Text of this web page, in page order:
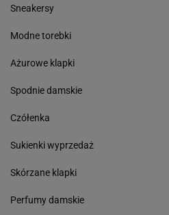
Sneakersy
Modne torebki
Ażurowe klapki
Spodnie damskie
Czółenka
Sukienki wyprzedaż
Skórzane klapki
Perfumy damskie